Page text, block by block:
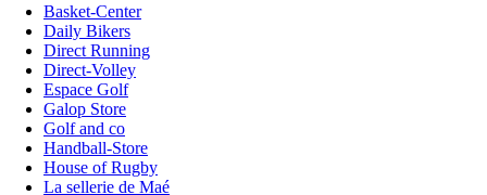
Basket-Center
Daily Bikers
Direct Running
Direct-Volley
Espace Golf
Galop Store
Golf and co
Handball-Store
House of Rugby
La sellerie de Maé